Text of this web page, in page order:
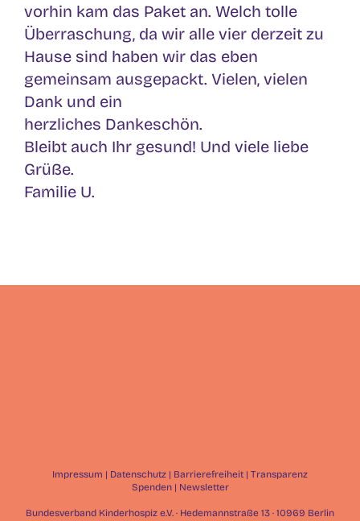
vorhin kam das Paket an. Welch tolle
Überraschung, da wir alle vier derzeit zu
Hause sind haben wir das eben
gemeinsam ausgepackt. Vielen, vielen
Dank und ein
herzliches Dankeschön.
Bleibt auch Ihr gesund! Und viele liebe
Grüße.
Familie U.
Impressum | Datenschutz | Barrierefreiheit | Transparenz
Spenden| Newsletter
Bundesverband Kinderhospiz e.V. · Hedemannstraße 13 · 10969 Berlin